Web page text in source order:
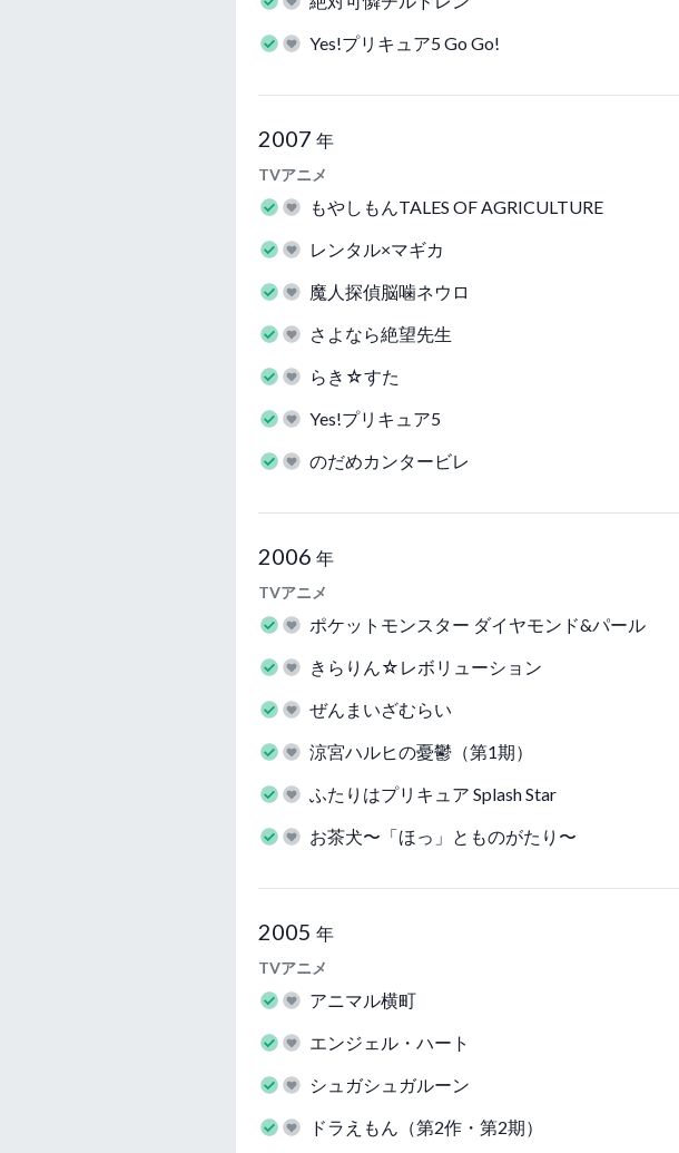
Yes!プリキュア5 Go Go!
2007 年
TVアニメ
もやしもんTALES OF AGRICULTURE
レンタル×マギカ
魔人探偵脳噛ネウロ
さよなら絶望先生
らき☆すた
Yes!プリキュア5
のだめカンタービレ
2006 年
TVアニメ
ポケットモンスター ダイヤモンド&パール
きらりん☆レボリューション
ぜんまいざむらい
涼宮ハルヒの憂鬱（第1期）
ふたりはプリキュア Splash Star
お茶犬〜「ほっ」とものがたり〜
2005 年
TVアニメ
アニマル横町
エンジェル・ハート
シュガシュガルーン
ドラえもん（第2作・第2期）